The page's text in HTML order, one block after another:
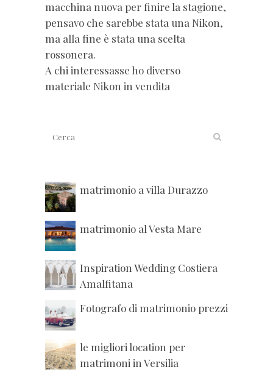
macchina nuova per finire la stagione,
pensavo che sarebbe stata una Nikon,
ma alla fine è stata una scelta
rossonera.
A chi interessasse ho diverso
materiale Nikon in vendita
matrimonio a villa Durazzo
matrimonio al Vesta Mare
Inspiration Wedding Costiera
Amalfitana
Fotografo di matrimonio prezzi
le migliori location per
matrimoni in Versilia